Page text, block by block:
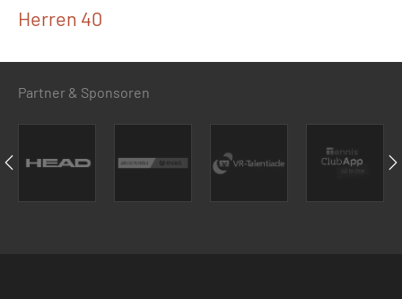
Herren 40
Partner & Sponsoren